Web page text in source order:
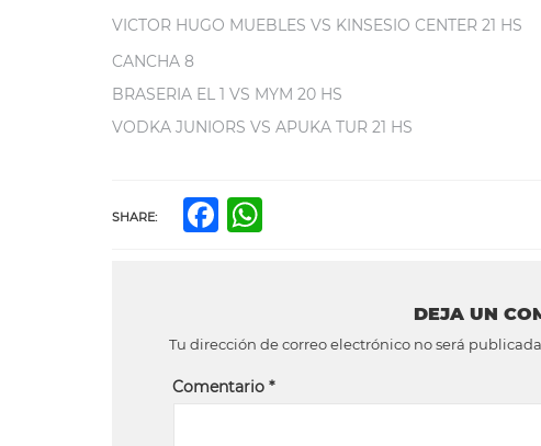
VICTOR HUGO MUEBLES VS KINSESIO CENTER 21 HS
CANCHA 8
BRASERIA EL 1 VS MYM 20 HS
VODKA JUNIORS VS APUKA TUR 21 HS
SHARE: Facebook
DEJA UN
Tu dirección de correo electrónico no será
Comentario *